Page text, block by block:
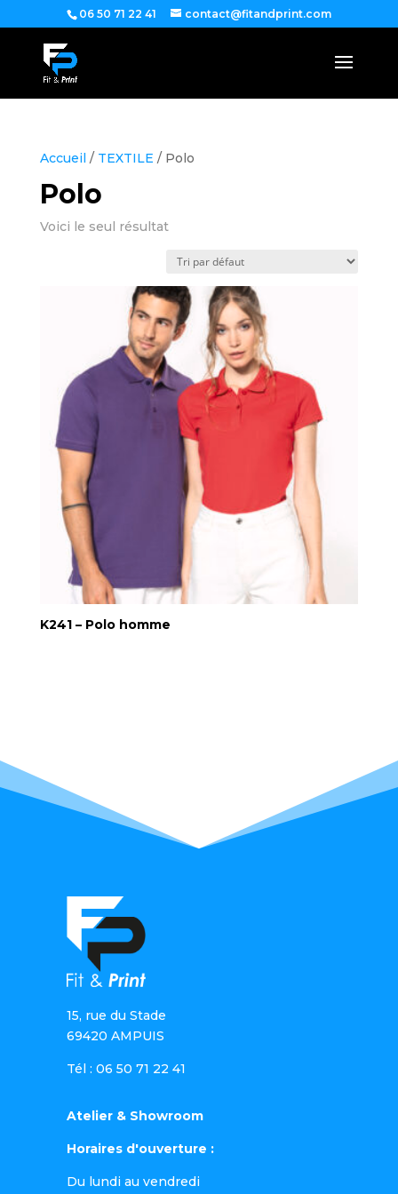
06 50 71 22 41 contact@fitandprint.com
Accueil/ TEXTILE / Polo
Polo
Voici le seul résultat
K241 – Polo homme
15, rue du Stade
69420 AMPUIS
Tél : 06 50 71 22 41
Atelier & Showroom
Horaires d'ouverture :
Du lundi au vendredi